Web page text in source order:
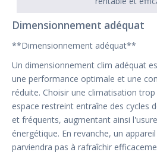
Dimensionnement adéquat
**Dimensionnement adéquat**
Un dimensionnement clim adéquat
une performance optimale et une
réduite. Choisir une climatisation
espace restreint entraîne des cycles
et fréquents, augmentant ainsi
énergétique. En revanche, un
parviendra pas à rafraîchir